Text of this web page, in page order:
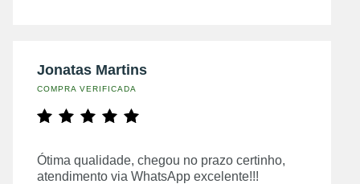
Jonatas Martins
COMPRA VERIFICADA
Ótima qualidade, chegou no prazo certinho,
atendimento via WhatsApp excelente!!!